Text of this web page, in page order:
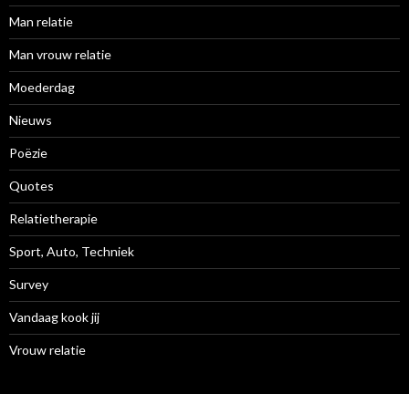
Man relatie
Man vrouw relatie
Moederdag
Nieuws
Poëzie
Quotes
Relatietherapie
Sport, Auto, Techniek
Survey
Vandaag kook jij
Vrouw relatie